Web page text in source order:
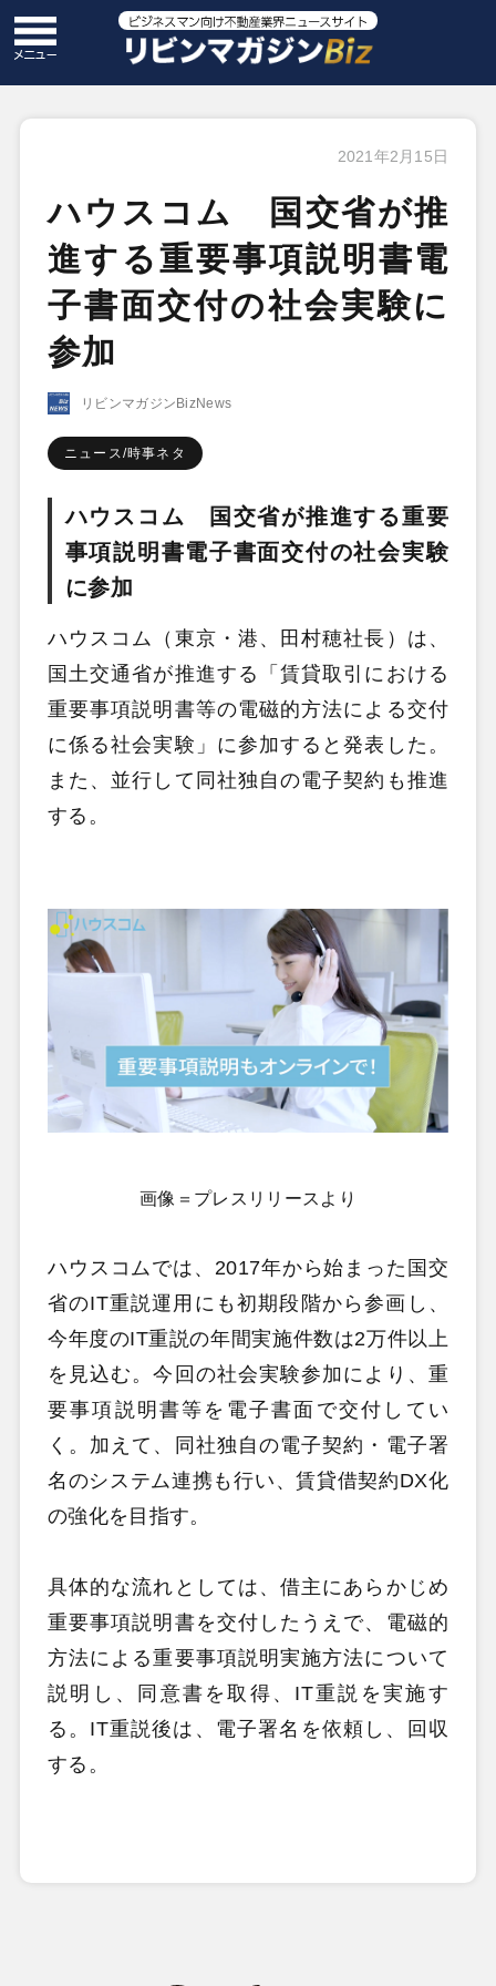
2021年2月15日
ハウスコム 国交省が推
進する重要事項説明書電
子書面交付の社会実験に
参加
リビンマガジンBizNews
ニュース/時事ネタ
ハウスコム 国交省が推進する重要
事項説明書電子書面交付の社会実験
に参加
ハウスコム（東京・港、田村穂社長）は、
国土交通省が推進する「賃貸取引における
重要事項説明書等の電磁的方法による交付
に係る社会実験」に参加すると発表した。
また、並行して同社独自の電子契約も推進
する。
画像＝プレスリリースより
ハウスコムでは、2017年から始まった国交
省のIT重説運用にも初期段階から参画し、
今年度のIT重説の年間実施件数は2万件以上
を見込む。今回の社会実験参加により、重
要事項説明書等を電子書面で交付してい
く。加えて、同社独自の電子契約・電子署
名のシステム連携も行い、賃貸借契約DX化
の強化を目指す。
具体的な流れとしては、借主にあらかじめ
重要事項説明書を交付したうえで、電磁的
方法による重要事項説明実施方法について
説明し、同意書を取得、IT重説を実施す
る。IT重説後は、電子署名を依頼し、回収
する。